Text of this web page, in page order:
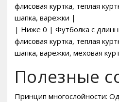
флисовая куртка, теплая
шапка, варежки |
| Ниже 0 | Футболка с
флисовая куртка, теплая
шапка, варежки, меховая
Полезные
Принцип многослойности: